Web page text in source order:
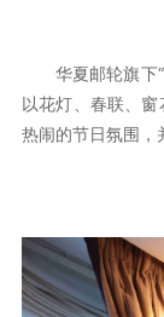
华夏邮轮旗下
以花灯、春联、
热闹的节日氛围，